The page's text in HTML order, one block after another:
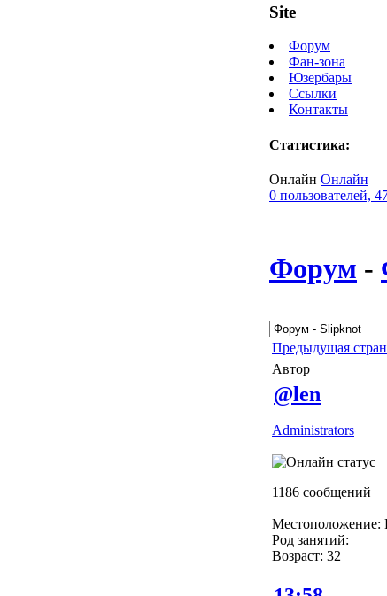
Site
Форум
Фан-зона
Юзербары
Ссылки
Контакты
Статистика:
Онлайн Онлайн
0 пользователей,
Форум -
Предыдущая
Автор
@len
Administrators
1186 сообщений
Местоположение:
Род занятий:
Возраст: 32